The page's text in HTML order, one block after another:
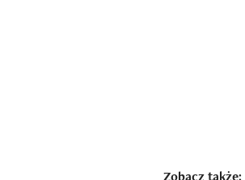
Zobacz także: